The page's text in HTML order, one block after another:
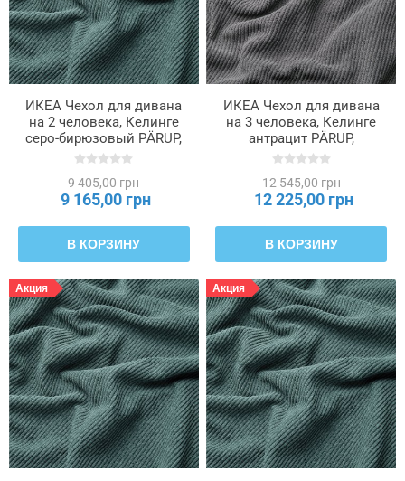
ИКЕА Чехол для дивана
на 2 человека, Келинге
серо-бирюзовый PÄRUP,
305.674.78
9 405,00 грн
9 165,00 грн
В КОРЗИНУ
ИКЕА Чехол для дивана
на 3 человека, Келинге
антрацит PÄRUP,
005.674.51
12 545,00 грн
12 225,00 грн
В КОРЗИНУ
Акция Акция